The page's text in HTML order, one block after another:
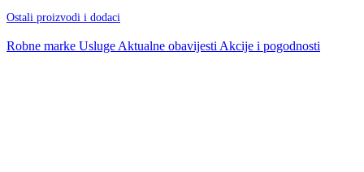
Ostali proizvodi i dodaci
Robne marke Usluge Aktualne obavijesti Akcije i pogodnosti